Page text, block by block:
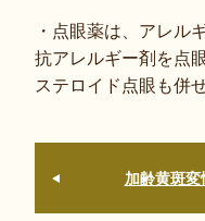
・点眼薬は、アレル
抗アレルギー剤を点
ステロイド点眼も併
加齢黄斑